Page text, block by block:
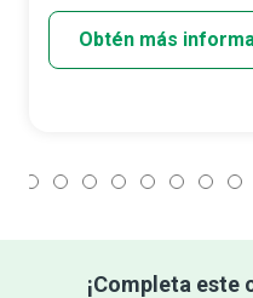
Obtén más
¡Completa